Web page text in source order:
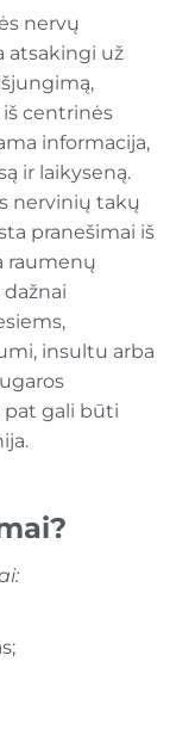
nervų
atsakingi už
iš centrinės
informacija,
ir laikyseną.
nervinių takų
pranešimai iš
raumenų
insultu arba
pat gali būti